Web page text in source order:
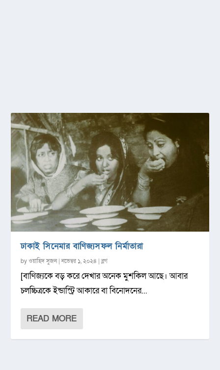
ঢাকাই সিনেমার বাণিজ্যসফল নির্মাতারা
byওয়াহিদ সুজন|নভেম্বর ১, ২০২৪ |ব্লগ
[বাণিজ্যকে বড় করে দেখার অনেক মুশকিল আছে। আবার
চলচ্চিত্রকে ইন্ডাস্ট্রি আকারে বা বিনোদনের...
READ MORE